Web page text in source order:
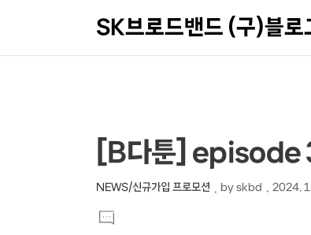
SK브로드밴드 (구)블로
상
세
컨
텐
본
문
제
목
[B다툰] episode
NEWS/신규가입 프로모션 by skbd 2024.
문
댓
글